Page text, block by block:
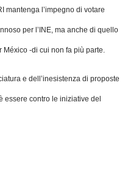
mantenga l’impegno di votare
per l’INE, ma anche di quello
-di cui non fa più parte.
e dell’inesistenza di proposte
essere contro le iniziative del